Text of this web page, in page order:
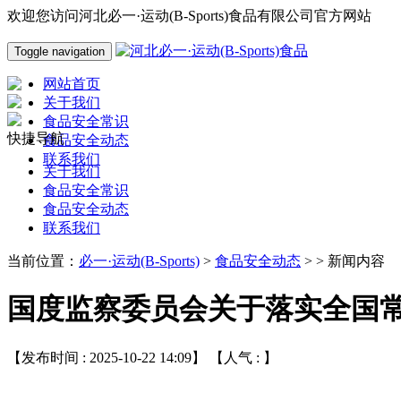
欢迎您访问河北必一·运动(B-Sports)食品有限公司官方网站
Toggle navigation
网站首页
关于我们
食品安全常识
食品安全动态
联系我们
快捷导航
关于我们
食品安全常识
食品安全动态
联系我们
当前位置： 必一·运动(B-Sports) > 食品安全动态 > > 新闻内容
国度监察委员会关于落实全国
【发布时间 : 2025-10-22 14:09】 【人气 : 】